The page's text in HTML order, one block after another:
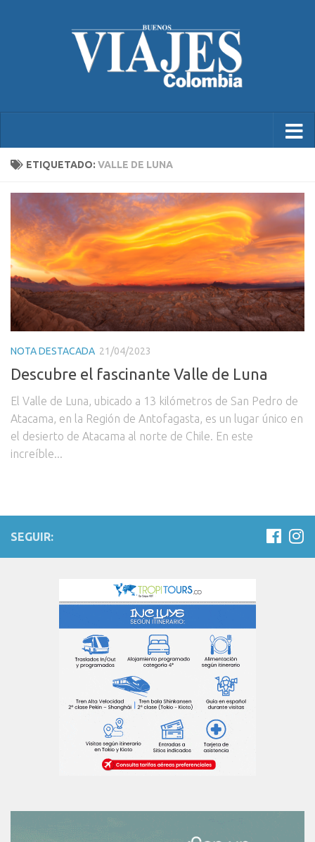
ETIQUETADO: VALLE DE LUNA
NOTA DESTACADA 21/04/2023
Descubre el fascinante Valle de Luna
El Valle de Luna, ubicado a 13 kilómetros de San Pedro de
Atacama, en la Región de Antofagasta, es un lugar único en
el desierto de Atacama al norte de Chile. En este
increíble...
SEGUIR: